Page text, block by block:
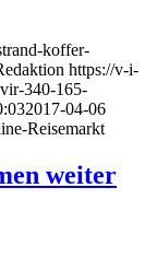
koffer-
https://v-i-
340-165-
2017-04-06
Reisemarkt
weiter